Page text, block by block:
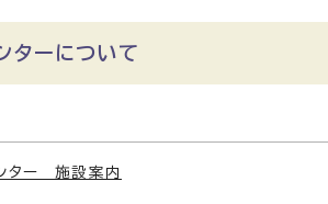
ターについて
ター 施設案内